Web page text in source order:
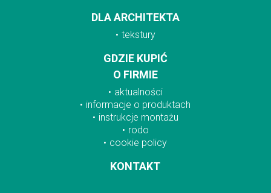
DLA ARCHITEKTA
tekstury
GDZIE KUPIĆ
O FIRMIE
aktualności
informacje o produktach
instrukcje montażu
rodo
cookie policy
KONTAKT